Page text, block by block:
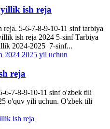
ish reja
5-6-7-8-9-10-11 sinf tarbiya
ish reja 2024 5-sinf Tarbiya
2024-2025 7-sinf...
reja
6-7-8-9-10-11 sinf o'zbek tili
o'quv yili uchun. O'zbek tili